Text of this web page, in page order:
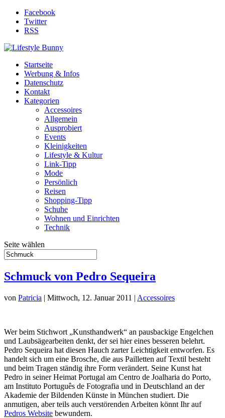
Facebook
Twitter
RSS
Startseite
Werbung & Infos
Datenschutz
Kontakt
Kategorien
Accessoires
Allgemein
Ausprobiert
Events
Kleinigkeiten
Lifestyle & Kultur
Link-Tipp
Mode
Persönlich
Reisen
Shopping-Tipp
Schuhe
Wohnen und Einrichten
Technik
Seite wählen
Schmuck von Pedro Sequeira
von Patricia | Mittwoch, 12. Januar 2011 | Accessoires
Wer beim Stichwort „Kunsthandwerk“ an pausbackige Engelchen
und Laubsägearbeiten denkt, der sei hier eines besseren belehrt.
Pedro Sequeira hat diesen Hauch zarter Leichtigkeit entworfen. Es
handelt sich um eine Brosche, die aus Pailletten auf Textil besteht
und beim Tragen ständig ihre Form verändert. Seine Kunst hat
Pedro in seiner Heimat Portugal am Centro de Joalharia do Porto,
am Instituto Português de Fotografia und in Deutschland an der
Akademie der Bildenden Künste in München studiert. Die
anmutigen, aber teils auch verstörenden Arbeiten könnt Ihr auf
Pedros Website bewundern.